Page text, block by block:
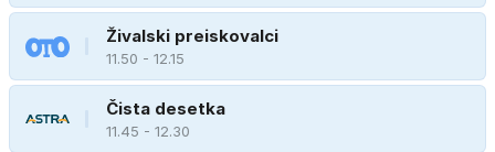
Živalski preiskovalci
11.50 - 12.15
Čista desetka
11.45 - 12.30